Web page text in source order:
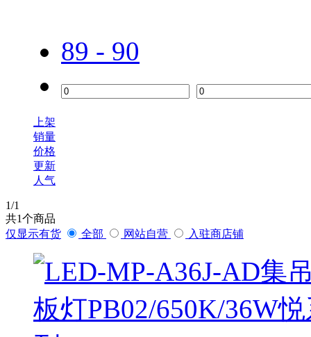
89 - 90
上架
销量
价格
更新
人气
1/1
共1个商品
仅显示有货
全部 网站自营 入驻商店铺